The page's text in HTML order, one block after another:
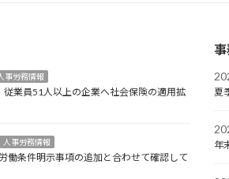
事労務情報
従業員51人以上の企業へ社会保険の適用拡
人事労務情報
働条件明示事項の追加と合わせて確認して
夏
年